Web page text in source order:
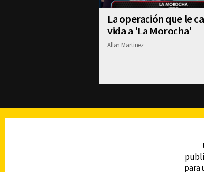
La operación que le
vida a 'La Morocha'
Allan Martinez
DERECHOS RESERVADOS © CANAL 6
para